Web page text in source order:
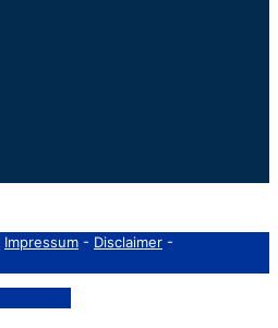
Impressum - Disclaimer -